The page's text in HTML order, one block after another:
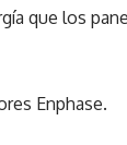
que los
Enphase.